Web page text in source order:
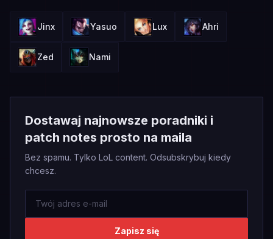
Jinx Yasuo Lux Ahri
Zed Nami
Dostawaj najnowsze poradniki i
patch notes prosto na maila
Bez spamu. Tylko LoL content. Odsubskrybuj kiedy
chcesz.
Zapisz się